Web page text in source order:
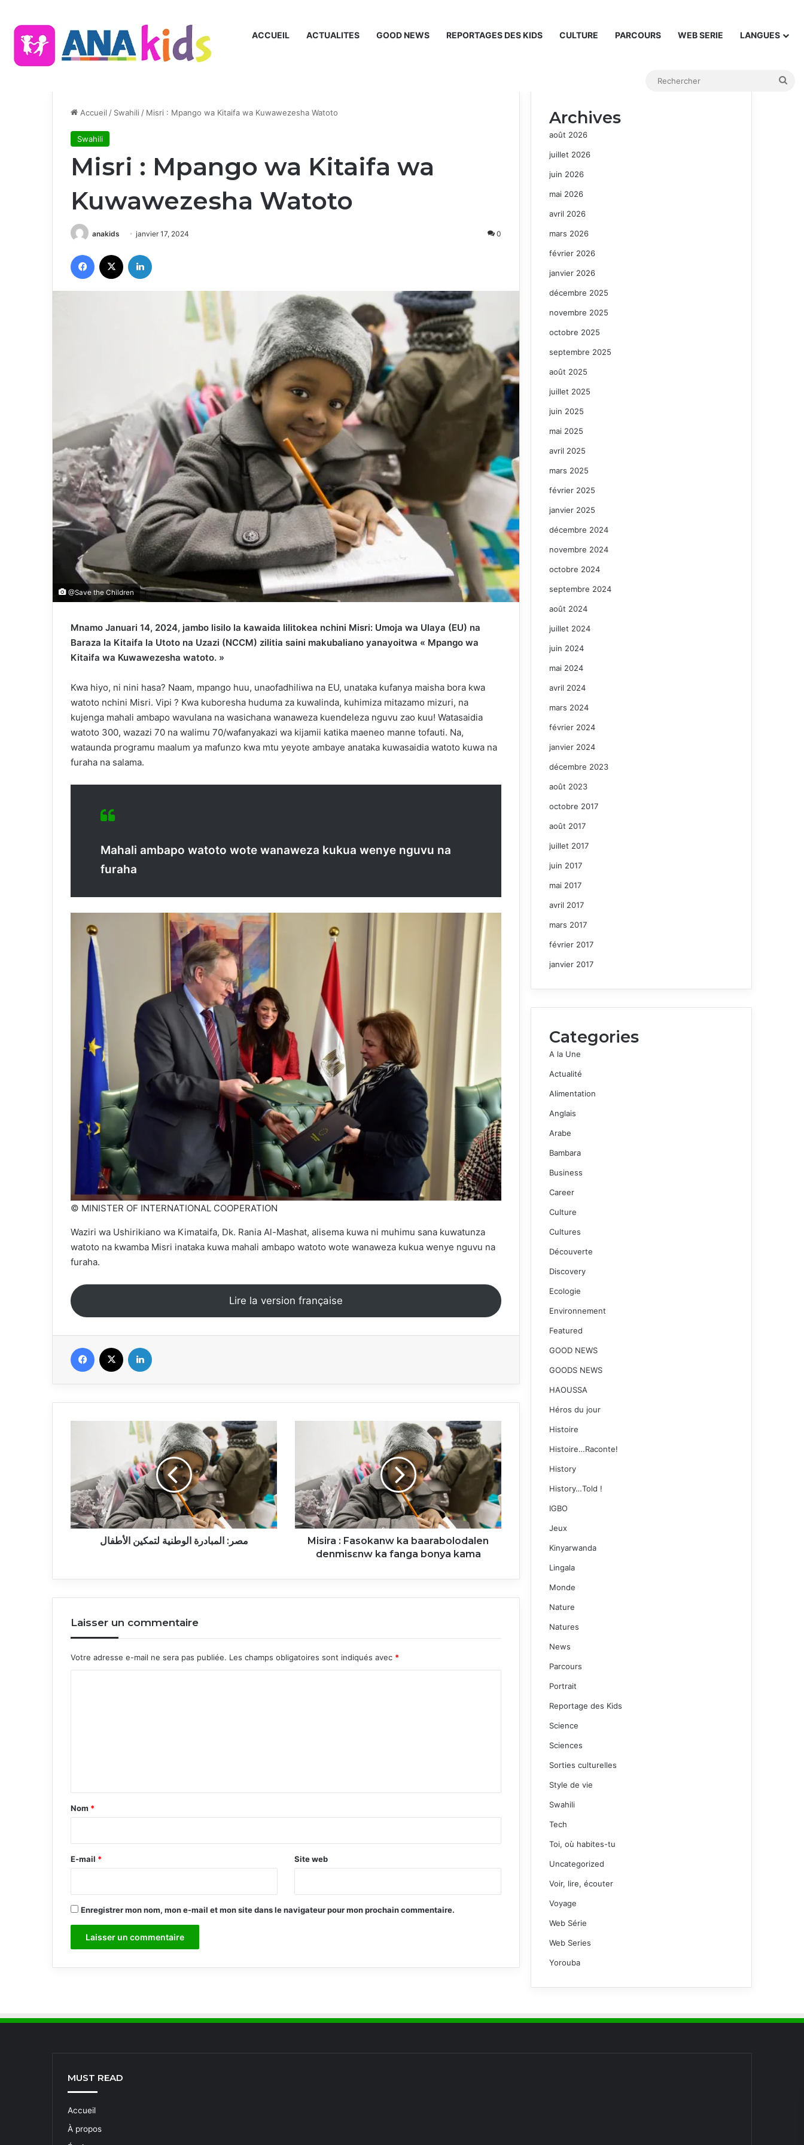
ACCUEIL ACTUALITES GOOD NEWS REPORTAGES DES KIDS CULTURE PARCOURS WEB SERIE LANGUES
Accueil / Swahili / Misri : Mpango wa Kitaifa wa Kuwawezesha Watoto
Swahili
Misri : Mpango wa Kitaifa wa
Kuwawezesha Watoto
anakids janvier 17, 2024 0
Facebook
@Save the Children
Mnamo Januari 14, 2024, jambo lisilo la kawaida lilitokea nchini Misri: Umoja wa Ulaya (EU) na
Baraza la Kitaifa la Utoto na Uzazi (NCCM) zilitia saini makubaliano yanayoitwa « Mpango wa
Kitaifa wa Kuwawezesha watoto. »
Kwa hiyo, ni nini hasa? Naam, mpango huu, unaofadhiliwa na EU, unataka kufanya maisha bora kwa
watoto nchini Misri. Vipi ? Kwa kuboresha huduma za kuwalinda, kuhimiza mitazamo mizuri, na
kujenga mahali ambapo wavulana na wasichana wanaweza kuendeleza nguvu zao kuu! Watasaidia
watoto 300, wazazi 70 na walimu 70/wafanyakazi wa kijamii katika maeneo manne tofauti. Na,
wataunda programu maalum ya mafunzo kwa mtu yeyote ambaye anataka kuwasaidia watoto kuwa na
furaha na salama.
Mahali ambapo watoto wote wanaweza kukua wenye nguvu na
furaha
© MINISTER OF INTERNATIONAL COOPERATION
Waziri wa Ushirikiano wa Kimataifa, Dk. Rania Al-Mashat, alisema kuwa ni muhimu sana kuwatunza
watoto na kwamba Misri inataka kuwa mahali ambapo watoto wote wanaweza kukua wenye nguvu na
furaha.
Lire la version française
Facebook
الأطفال
مصر: المبادرة الوطنية لتمكين الأطفال
baarabolodalen
denmisɛnw
ka
fanga
bonya
kamaMisira : Fasokanw ka baarabolodalen
denmisɛnw ka fanga bonya kama
Laisser un commentaire
Votre adresse e-mail ne sera pas publiée. Les champs obligatoires sont indiqués avec *
a
e
Nom *
E-mail * Site web
Enregistrer mon nom, mon e-mail et mon site dans le navigateur pour mon prochain commentaire.
Archives
août 2026
juillet 2026
juin 2026
mai 2026
avril 2026
mars 2026
février 2026
janvier 2026
décembre 2025
novembre 2025
octobre 2025
septembre 2025
août 2025
juillet 2025
juin 2025
mai 2025
avril 2025
mars 2025
février 2025
janvier 2025
décembre 2024
novembre 2024
octobre 2024
septembre 2024
août 2024
juillet 2024
juin 2024
mai 2024
avril 2024
mars 2024
février 2024
janvier 2024
décembre 2023
août 2023
octobre 2017
août 2017
juillet 2017
juin 2017
mai 2017
avril 2017
mars 2017
février 2017
janvier 2017
Categories
A la Une
Actualité
Alimentation
Anglais
Arabe
Bambara
Business
Career
Culture
Cultures
Découverte
Discovery
Ecologie
Environnement
Featured
GOOD NEWS
GOODS NEWS
HAOUSSA
Héros du jour
Histoire
Histoire…Raconte!
History
History…Told !
IGBO
Jeux
Kinyarwanda
Lingala
Monde
Nature
Natures
News
Parcours
Portrait
Reportage des Kids
Science
Sciences
Sorties culturelles
Style de vie
Swahili
Tech
Toi, où habites-tu
Uncategorized
Voir, lire, écouter
Voyage
Web Série
Web Series
Yorouba
MUST READ
Accueil
À propos